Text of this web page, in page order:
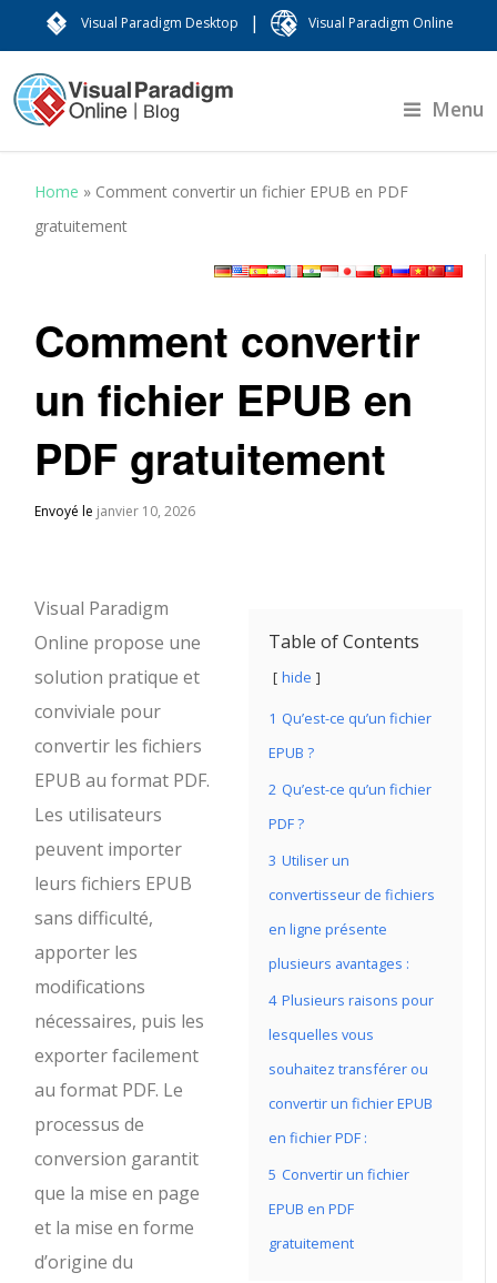
Visual Paradigm Desktop | Visual Paradigm Online
Menu
Home » Comment convertir un fichier EPUB en PDF
gratuitement
Comment convertir
un fichier EPUB en
PDF gratuitement
Envoyé le janvier 10, 2026
Table of Contents
hide
1 Qu’est-ce qu’un fichier
EPUB ?
2 Qu’est-ce qu’un fichier
PDF ?
3 Utiliser un
convertisseur de fichiers
en ligne présente
plusieurs avantages :
4 Plusieurs raisons pour
lesquelles vous
souhaitez transférer ou
convertir un fichier EPUB
en fichier PDF :
5 Convertir un fichier
EPUB en PDF
gratuitement
Visual Paradigm
Online propose une
solution pratique et
conviviale pour
convertir les fichiers
EPUB au format PDF.
Les utilisateurs
peuvent importer
leurs fichiers EPUB
sans difficulté,
apporter les
modifications
nécessaires, puis les
exporter facilement
au format PDF. Le
processus de
conversion garantit
que la mise en page
et la mise en forme
d’origine du